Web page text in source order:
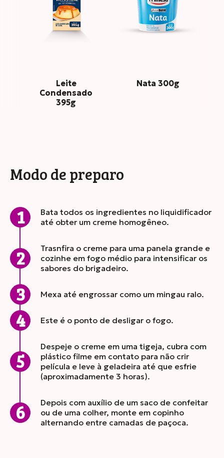
Leite
Condensado
395g
Nata 300g
Modo de preparo
Bata todos os ingredientes no liquidificador
até obter um creme homogêneo.
Trasnfira o creme para uma panela grande e
cozinhe em fogo médio para intensificar os
sabores do brigadeiro.
Mexa até engrossar como um mingau ralo.
Este é o ponto de desligar o fogo.
Despeje o creme em uma tigeja, cubra com
plástico filme em contato para não crir
película e leve à geladeira até que esfrie
(aproximadamente 3 horas).
Depois com auxílio de um saco de confeitar
ou de uma colher, monte em copinho
alternando entre camadas de paçoca.